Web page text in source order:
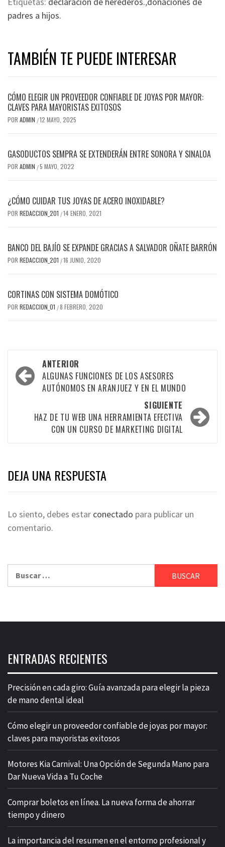
padres a hijos.
TAMBIÉN TE PUEDE INTERESAR
CÓMO ELEGIR UN PROVEEDOR CONFIABLE DE JOYAS POR MAYOR:
CLAVES PARA MAYORISTAS EXITOSOS
POR ADMIN /12 MAYO, 2025
GASODUCTOS SEMPRA SE EXTENDERÁN ENTRE SONORA Y SINALOA
POR ADMIN /5 MAYO, 2022
¿CÓMO CUIDAR TUS JOYAS DE ACERO INOXIDABLE?
POR REDACCION_201 /14 ENERO, 2021
BANCO DEL BAJÍO SE EXPANDE GRACIAS A SALVADOR OÑATE BARRÓN
POR REDACCION_201 /16 JUNIO, 2020
CORTINAS CON SISTEMA DOMÓTICO
POR REDACCION_01 /8 FEBRERO, 2020
Navegación
por
entradas
ANTERIOR
ALGUNAS FUNCIONES DE LOS ASESORES
AUTÓNOMOS EN ARANJUEZ Y EN EL MUNDO
SIGUIENTE
HAZ DE TU WEB UNA HERRAMIENTA EFECTIVA
CON UN CURSO DE MARKETING DIGITAL
DEJA UNA RESPUESTA
Lo siento, debes estar conectado para publicar un
comentario.
ENTRADAS RECIENTES
Precisión en cada giro: Guía avanzada para elegir la pieza
de mano dental ideal
Cómo elegir un proveedor confiable de joyas por mayor:
claves para mayoristas exitosos
Motores Kia Carnival: Una Opción de Segunda Mano para
Dar Nueva Vida a Tu Coche
Comprar boletos en línea. La nueva forma de ahorrar
tiempo y dinero
La importancia del resumen en el entorno profesional y